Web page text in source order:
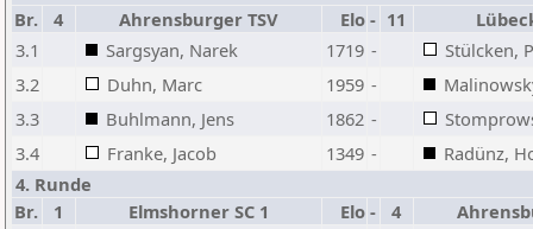
Br.
4 Ahrensburger TSV Elo - 11
3.1
Sargsyan, Narek 1719 -
Stülcken,
3.2
Duhn, Marc 1959 -
3.3
Buhlmann, Jens 1862 -
3.4
Franke, Jacob 1349 -
Radünz,
4. Runde
Br.
1 Elmshorner SC 1 Elo - 4